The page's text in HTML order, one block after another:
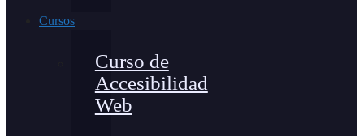
Cursos
Curso de
Accesibilidad
Web